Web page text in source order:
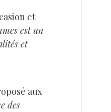
et
est un
et
aux
des